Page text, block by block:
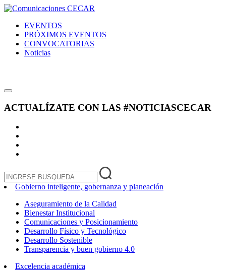
EVENTOS
PRÓXIMOS EVENTOS
CONVOCATORIAS
Noticias
ACTUALÍZATE CON LAS #NOTICIASCECAR
Gobierno inteligente, gobernanza y planeación
Aseguramiento de la Calidad
Bienestar Institucional
Comunicaciones y Posicionamiento
Desarrollo Físico y Tecnológico
Desarrollo Sostenible
Transparencia y buen gobierno 4.0
Excelencia académica